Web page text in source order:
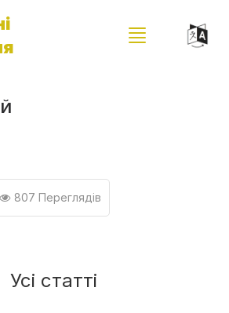
807 Переглядів
Усі статті